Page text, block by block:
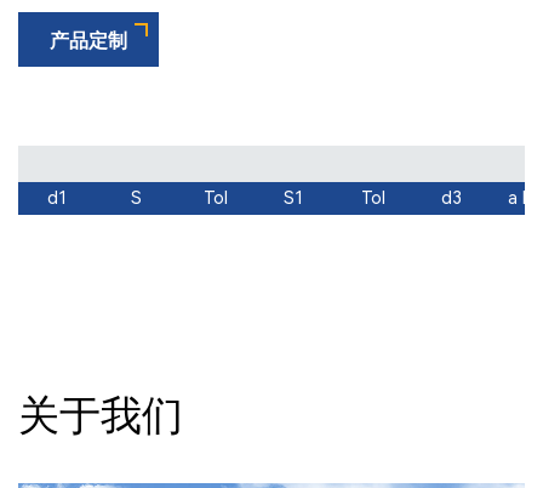
以提供抓地力和负载分布。
耐腐蚀异形开口挡圈具有多种优势，包括长期耐
组装和拆卸的应用中至关重要。此外，它们的设计
有助于减少它们所固定部件的磨损，延长组件的整
体使用寿命。这是一种定制非标准件，可以根据不
材质：常用碳钢、不锈钢可选（65Mn、C67S、
2Cr13、304、1.4122等）
产品定制
d1 S Tol S1 Tol d3 a
关于我们